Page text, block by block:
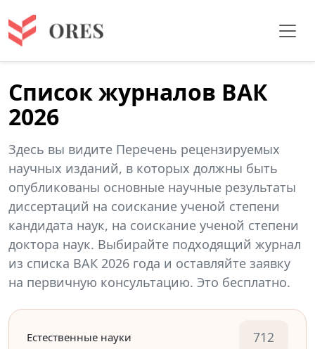
Список журналов ВАК
2026
Здесь вы видите Перечень рецензируемых
научных изданий, в которых должны быть
опубликованы основные научные результаты
диссертаций на соискание ученой степени
кандидата наук, на соискание ученой степени
доктора наук. Выбирайте подходящий журнал
из списка ВАК 2026 года и оставляйте заявку
на первичную консультацию. Это бесплатно.
Естественные науки 712